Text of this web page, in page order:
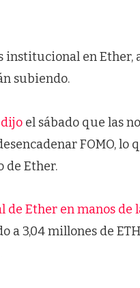
en Ether,
subiendo.
dijo el sábado que las
FOMO, lo
de Ether.
de Ether en manos de
a 3,04 millones de